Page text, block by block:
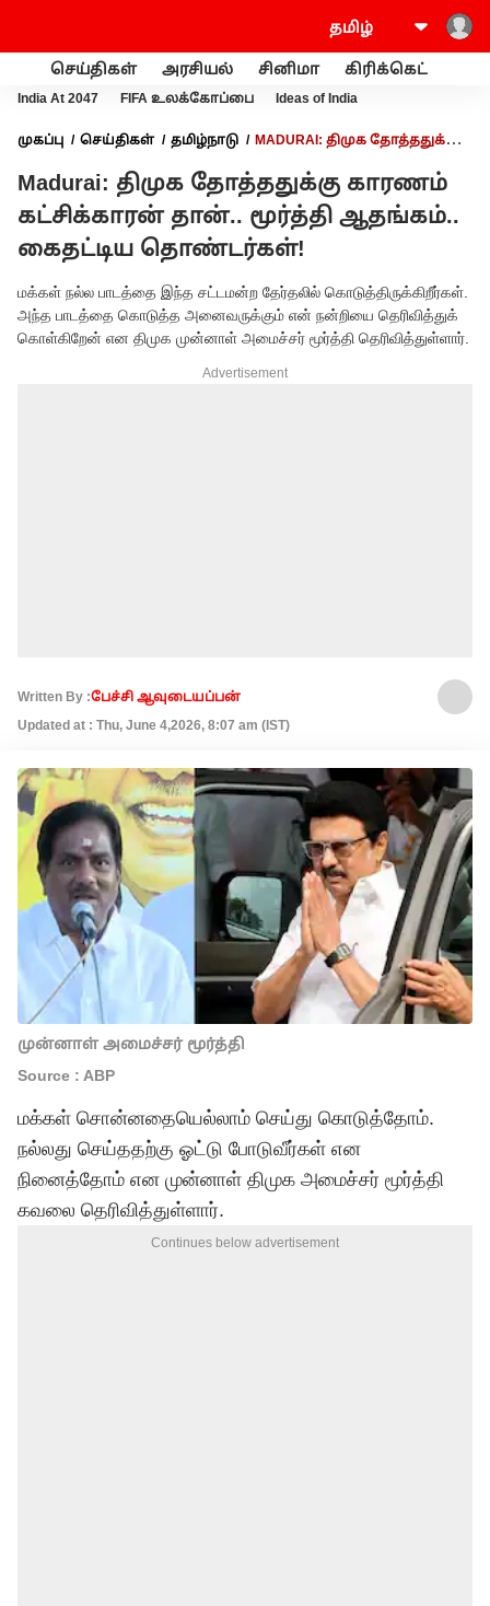
செய்திகள் அரசியல் சினிமா கிரிக்கெட்
India At 2047 FIFA உலக்கோப்பை Ideas of India
முகப்பு செய்திகள் தமிழ்நாடு
MADURAI: திமுக தோத்ததுக்கு
தொண்டர்கள்!
Madurai: திமுக தோத்ததுக்கு காரணம்
கட்சிக்காரன் தான்.. மூர்த்தி ஆதங்கம்..
கைதட்டிய தொண்டர்கள்!
மக்கள் நல்ல பாடத்தை இந்த சட்டமன்ற தேர்தலில் கொடுத்திருக்கிறீர்கள்.
அந்த பாடத்தை கொடுத்த அனைவருக்கும் என் நன்றியை தெரிவித்துக்
கொள்கிறேன் என திமுக முன்னாள் அமைச்சர் மூர்த்தி தெரிவித்துள்ளார்.
Advertisement
Written By :பேச்சி ஆவுடையப்பன்
Updated at : Thu, June 4,2026, 8:07 am (IST)
முன்னாள் அமைச்சர் மூர்த்தி
Source : ABP
மக்கள் சொன்னதையெல்லாம் செய்து கொடுத்தோம்.
நல்லது செய்ததற்கு ஓட்டு போடுவீர்கள் என
நினைத்தோம் என முன்னாள் திமுக அமைச்சர் மூர்த்தி
கவலை தெரிவித்துள்ளார்.
Continues below advertisement